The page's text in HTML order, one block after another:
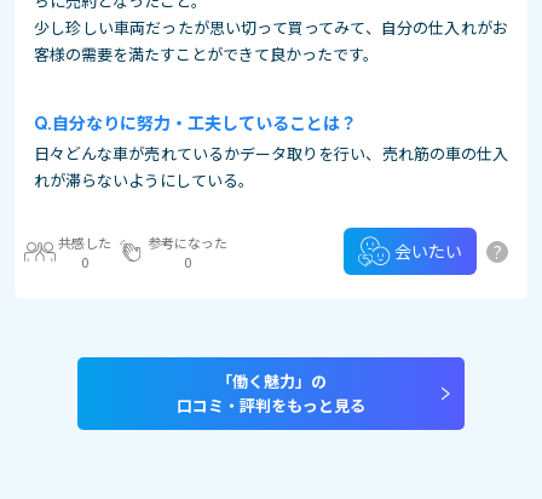
少し珍しい車両だったが思い切って買ってみて、自分の仕入れがお
客様の需要を満たすことができて良かったです。
自分なりに努力・工夫していることは？
日々どんな車が売れているかデータ取りを行い、売れ筋の車の仕入
れが滞らないようにしている。
共感した
0
参考になった
0
会いたい ?
「働く魅力」の
口コミ・評判をもっと見る